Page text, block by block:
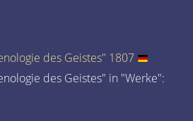
des Geistes" 1807
des Geistes" in "Werke":